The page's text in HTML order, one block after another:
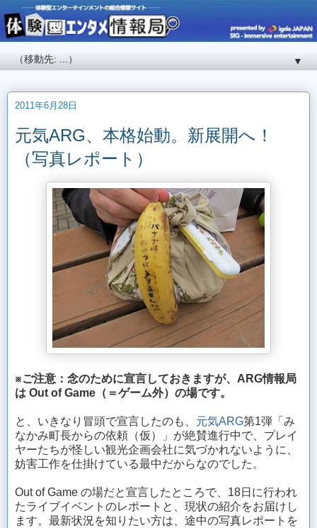
▼
2011年6月28日
元気ARG、本格始動。新展開へ！
（写真レポート）
※ご注意：念のために宣言しておきますが、ARG情報局
は Out of Game（＝ゲーム外）の場です。
と、いきなり冒頭で宣言したのも、 元気ARG第1弾「み
なかみ町長からの依頼（仮）」が絶賛進行中で、プレイ
ヤーたちが怪しい観光企画会社に気づかれないように、
妨害工作を仕掛けている最中だからなのでした。
Out of Game の場だと宣言したところで、18日に行われ
たライブイベントのレポートと、現状の紹介をお届けし
ます。最新状況を知りたい方は、途中の写真レポートを